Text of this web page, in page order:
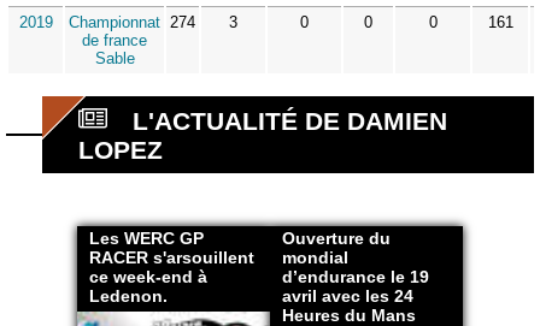
2019
Championnat
de france
Sable
274 3 0 0 0 161
L'ACTUALITÉ DE DAMIEN
LOPEZ
Les WERC GP
RACER s'arsouillent
ce week-end à
Ledenon.
Ouverture du
mondial
d’endurance le 19
avril avec les 24
Heures du Mans